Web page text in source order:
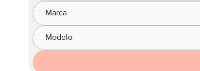
Marca
Modelo